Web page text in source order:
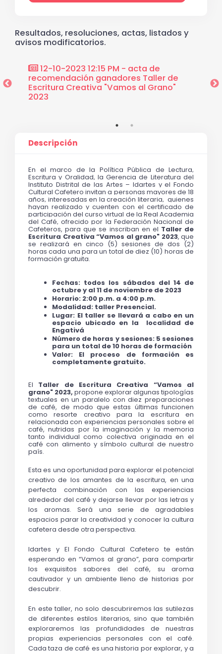
Resultados, resoluciones, actas, listados y
avisos modificatorios.
12-10-2023 12:15 PM - acta de
recomendación ganadores Taller de
Escritura Creativa "Vamos al Grano"
2023
Descripción
En el marco de la Política Pública de Lectura,
Escritura y Oralidad, la Gerencia de Literatura del
Instituto Distrital de las Artes – Idartes y el Fondo
Cultural Cafetero invitan a personas mayores de 18
años, interesadas en la creación literaria,  quienes
hayan realizado y cuenten con el certificado de
participación del curso virtual de la Real Academia
del Café, ofrecido por la Federación Nacional de
Cafeteros, para que se inscriban en el Taller de
Escritura Creativa “Vamos al grano" 2023, que
se realizará en cinco (5) sesiones de dos (2)
horas cada una para un total de diez (10) horas de
formación gratuita.
Fechas: todos los sábados del 14 de
octubre y al 11 de noviembre de 2023
Horario: 2:00 p.m. a 4:00 p.m.
Modalidad: taller Presencial.
Lugar: El taller se llevará a cabo en un
espacio ubicado en la  localidad de
Engativá
Número de horas y sesiones: 5 sesiones
para un total de 10 horas de formación
Valor: El proceso de formación es
completamente gratuito.
El Taller de Escritura Creativa “Vamos al
grano" 2023, propone explorar algunas tipologías
textuales en un paralelo con diez preparaciones
de café, de modo que estas últimas funcionen
como resorte creativo para la escritura en
relacionada con experiencias personales sobre el
café, nutridas por la imaginación y la memoria
tanto individual como colectiva originada en el
café con alimento y símbolo cultural de nuestro
país.
Esta es una oportunidad para explorar el potencial
creativo de los amantes de la escritura, en una
perfecta combinación con las experiencias
alrededor del café y dejarse llevar por las letras y
los aromas. Será una serie de agradables
espacios parar la creatividad y conocer la cultura
cafetera desde otra perspectiva.
Idartes y El Fondo Cultural Cafetero te están
esperando en “Vamos al grano”, para compartir
los exquisitos sabores del café, su aroma
cautivador y un ambiente lleno de historias por
descubrir.
En este taller, no solo descubriremos las sutilezas
de diferentes estilos literarios, sino que también
exploraremos las profundidades de nuestras
propias experiencias personales con el café.
Cada taza de café es una historia por explorar, y a